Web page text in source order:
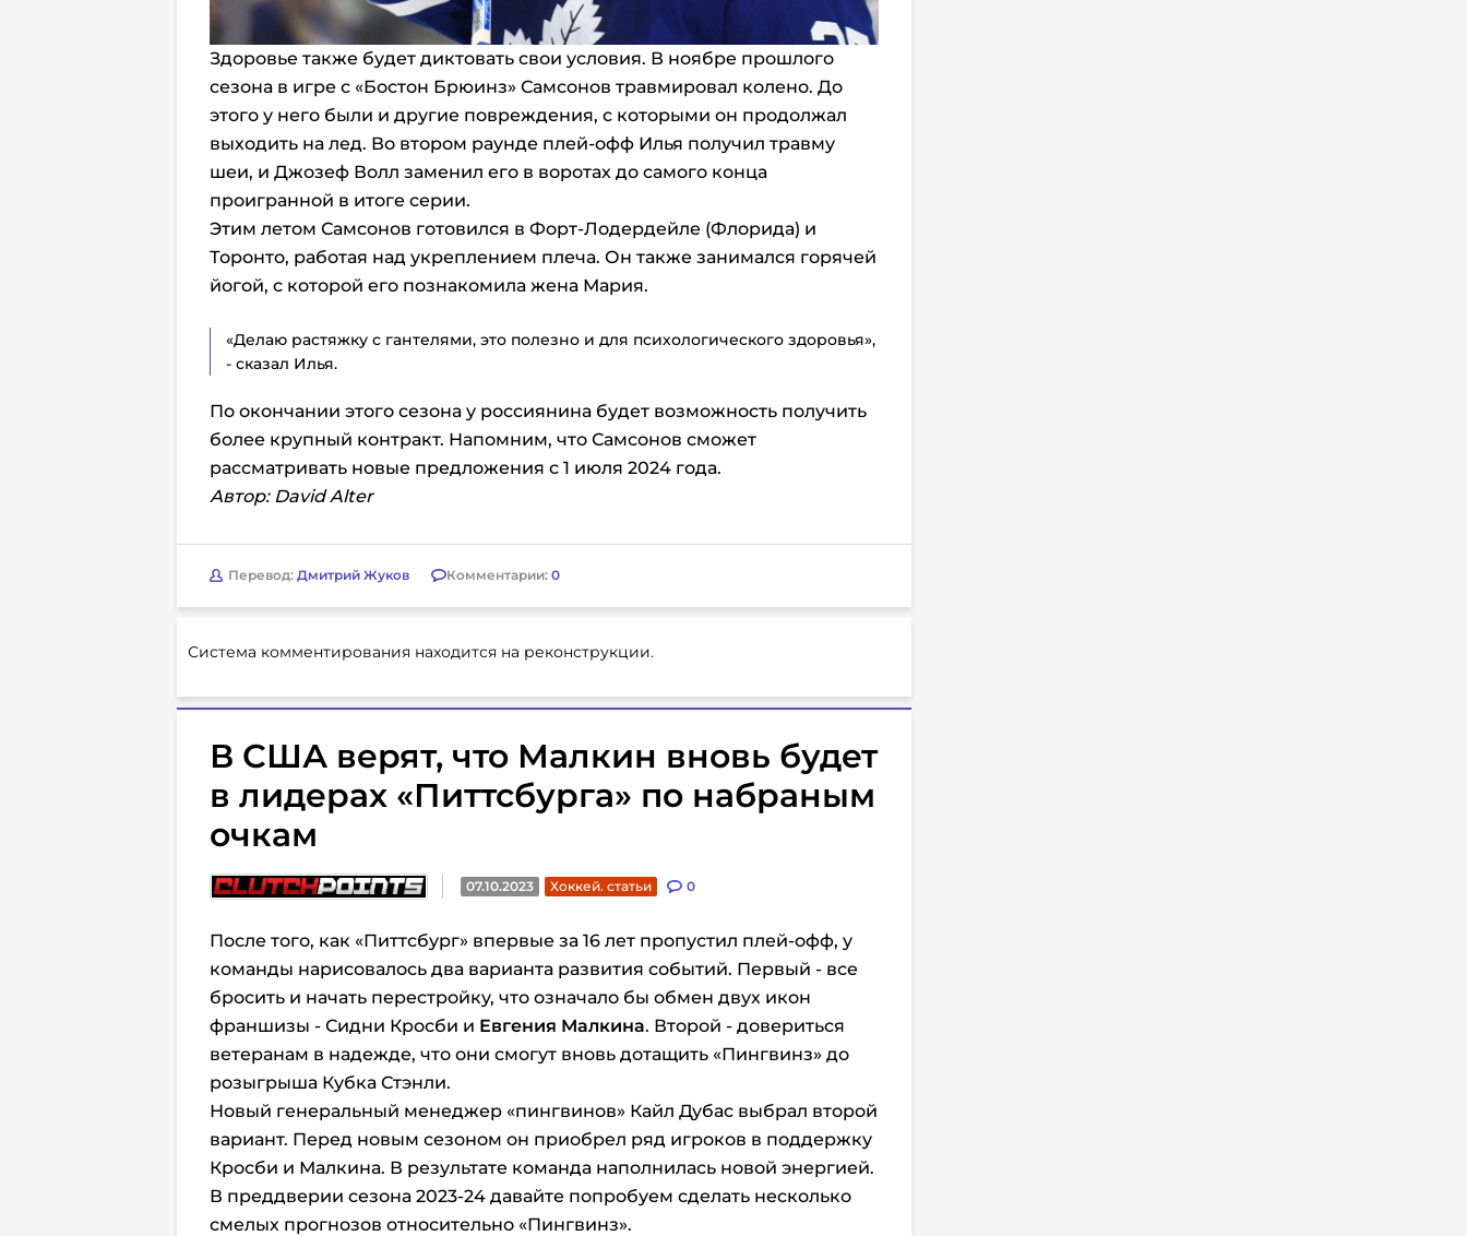
Здоровье также будет диктовать свои условия. В ноябре прошлого
сезона в игре с «Бостон Брюинз» Самсонов травмировал колено. До
этого у него были и другие повреждения, с которыми он продолжал
выходить на лед. Во втором раунде плей-офф Илья получил травму
шеи, и Джозеф Волл заменил его в воротах до самого конца
проигранной в итоге серии.
Этим летом Самсонов готовился в Форт-Лодердейле (Флорида) и
Торонто, работая над укреплением плеча. Он также занимался горячей
йогой, с которой его познакомила жена Мария.
«Делаю растяжку с гантелями, это полезно и для психологического здоровья»,
- сказал Илья.
По окончании этого сезона у россиянина будет возможность получить
более крупный контракт. Напомним, что Самсонов сможет
рассматривать новые предложения с 1 июля 2024 года.
Автор: David Alter
Перевод: Дмитрий Жуков Комментарии: 0
Система комментирования находится на реконструкции.
В США верят, что Малкин вновь будет
в лидерах «Питтсбурга» по набраным
очкам
07.10.2023 Хоккей. статьи 0
После того, как «Питтсбург» впервые за 16 лет пропустил плей-офф, у
команды нарисовалось два варианта развития событий. Первый - все
бросить и начать перестройку, что означало бы обмен двух икон
франшизы - Сидни Кросби и Евгения Малкина. Второй - довериться
ветеранам в надежде, что они смогут вновь дотащить «Пингвинз» до
розыгрыша Кубка Стэнли.
Новый генеральный менеджер «пингвинов» Кайл Дубас выбрал второй
вариант. Перед новым сезоном он приобрел ряд игроков в поддержку
Кросби и Малкина. В результате команда наполнилась новой энергией.
В преддверии сезона 2023-24 давайте попробуем сделать несколько
смелых прогнозов относительно «Пингвинз».